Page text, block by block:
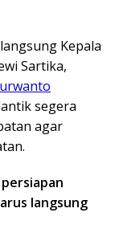
Kepala
Sartika,
segera
agar
langsung